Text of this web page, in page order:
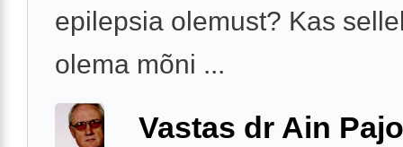
epilepsia olemust? Kas
olema mõni ...
Vastas dr Ain